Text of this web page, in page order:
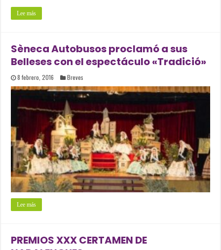
Lee más
Sèneca Autobusos proclamó a sus
Belleses con el espectáculo «Tradició»
8 febrero, 2016 Breves
Lee más
PREMIOS XXX CERTAMEN DE